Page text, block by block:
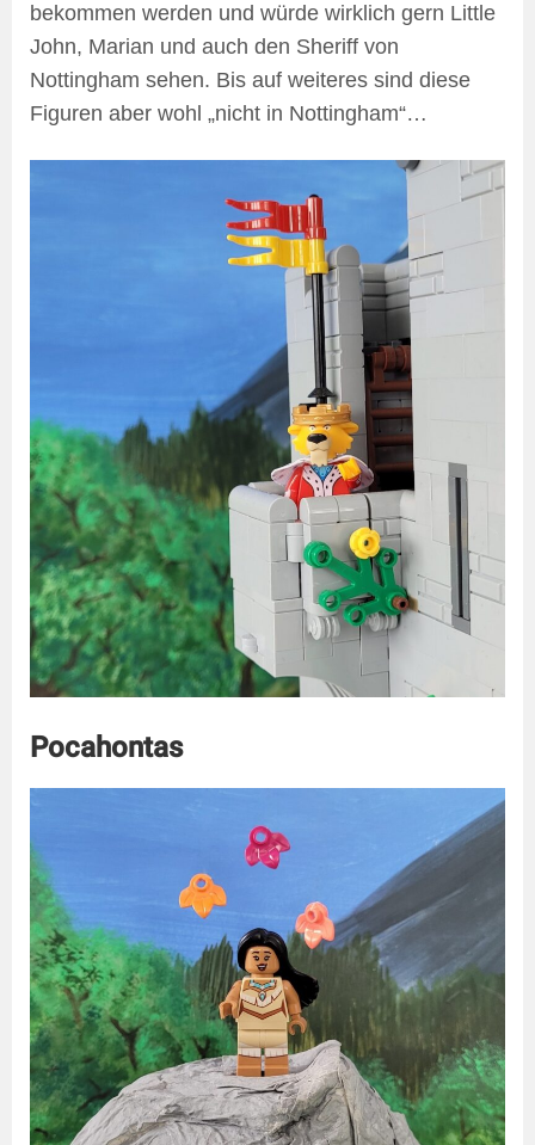
bekommen werden und würde wirklich gern Little
John, Marian und auch den Sheriff von
Nottingham sehen. Bis auf weiteres sind diese
Figuren aber wohl „nicht in Nottingham“…
Pocahontas